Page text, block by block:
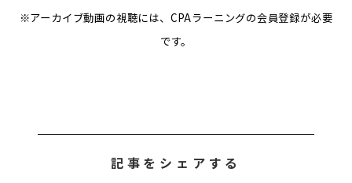
※アーカイブ動画の視聴には、CPAラーニングの会員登録が必要
です。
記事をシェアする